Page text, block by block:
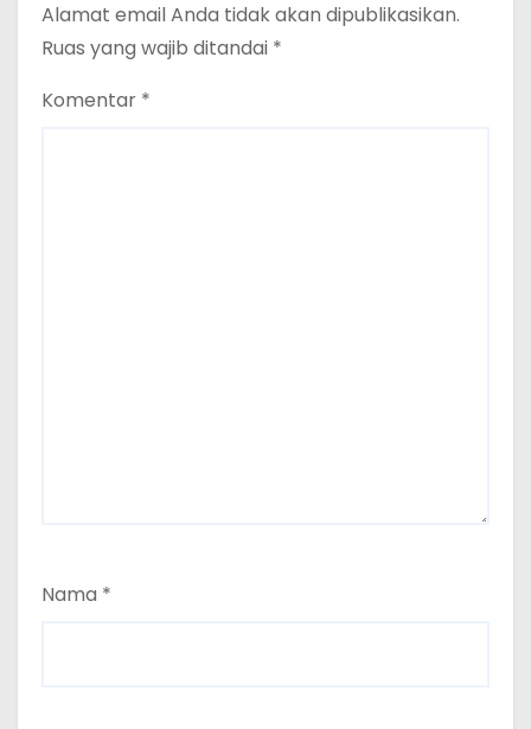
Alamat email Anda tidak akan dipublikasikan.
Ruas yang wajib ditandai *
Komentar *
Nama *